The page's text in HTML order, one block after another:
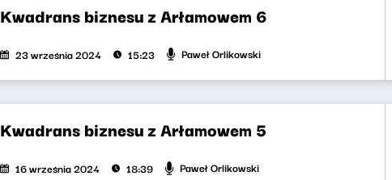
Kwadrans biznesu z Arłamowem 6
23 września 2024 15:23 Paweł Orlikowski
Kwadrans biznesu z Arłamowem 5
16 września 2024 18:39 Paweł Orlikowski